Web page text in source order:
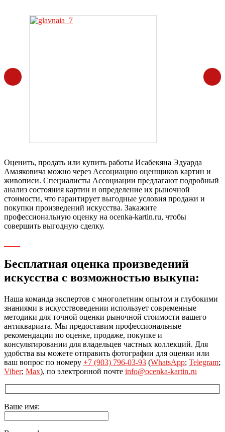
Оценить, продать или купить работы Исабекяна Эдуарда
Амаяковича можно через Ассоциацию оценщиков картин и
живописи. Специалисты Ассоциации предлагают подробный
анализ состояния картин и определение их рыночной
стоимости, что гарантирует выгодные условия продажи и
покупки произведений искусства. Закажите
профессиональную оценку на ocenka-kartin.ru, чтобы
совершить выгодную сделку.
Бесплатная оценка произведений
искусства с возможностью выкупа:
Наша команда экспертов с многолетним опытом и глубокими
знаниями в искусствоведении использует современные
методики для точной оценки рыночной стоимости вашего
антиквариата. Мы предоставим профессиональные
рекомендации по оценке, продаже, покупке и
консультировании для владельцев частных коллекций. Для
удобства вы можете отправить фотографии для оценки или
ваш вопрос по номеру +7 (903) 796-03-93 (WhatsApp; Telegram;
Viber; Max), по электронной почте info@ocenka-kartin.ru
Ваше имя: